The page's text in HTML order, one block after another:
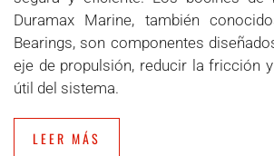
Duramax Marine, también
Bearings, son componentes
eje de propulsión, reducir la fricción
útil del sistema.
LEER MÁS